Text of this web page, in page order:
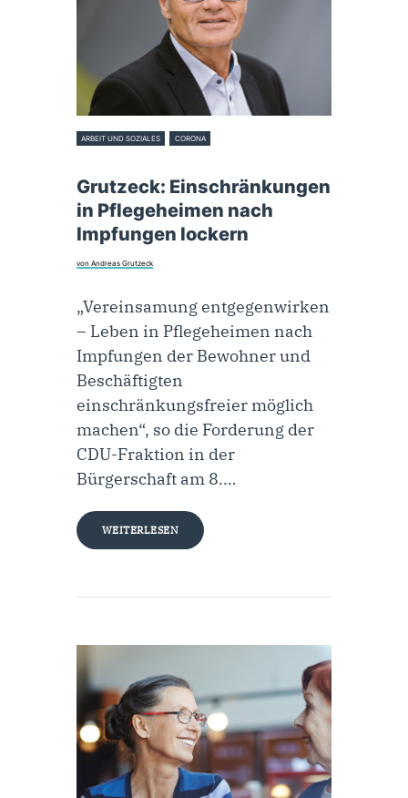
ARBEIT UND SOZIALES CORONA
Grutzeck: Einschränkungen
in Pflegeheimen nach
Impfungen lockern
von Andreas Grutzeck
„Vereinsamung entgegenwirken
– Leben in Pflegeheimen nach
Impfungen der Bewohner und
Beschäftigten
einschränkungsfreier möglich
machen“, so die Forderung der
CDU-Fraktion in der
Bürgerschaft am 8.…
WEITERLESEN